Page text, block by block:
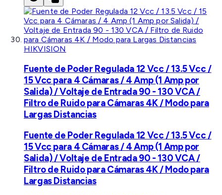
HIKVISION
Fuente de Poder Regulada 12 Vcc / 13.5 Vcc /
15 Vcc para 4 Cámaras / 4 Amp (1 Amp por
Salida) / Voltaje de Entrada 90 - 130 VCA /
Filtro de Ruido para Cámaras 4K / Modo para
Largas Distancias
Fuente de Poder Regulada 12 Vcc / 13.5 Vcc /
15 Vcc para 4 Cámaras / 4 Amp (1 Amp por
Salida) / Voltaje de Entrada 90 - 130 VCA /
Filtro de Ruido para Cámaras 4K / Modo para
Largas Distancias